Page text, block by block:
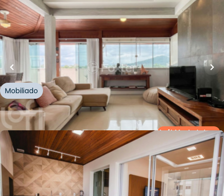
Loft Marketplace
Loft Marketplace
R$3.190.000,00
165m²•3 quartos•1banheiro
Cobertura • Villas Do Campeche
Rua das Corticeiras,Campeche,Florianópolis
Mobiliado
Whatsapp
Cód.985121
R$1.890.000,00
93m²• 2quartos•1banheiro
vagas
Apartamento